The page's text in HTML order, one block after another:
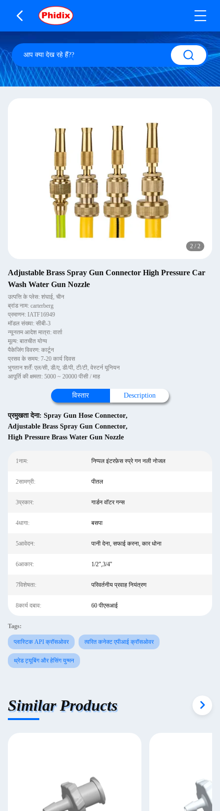
2 / 2
Adjustable Brass Spray Gun Connector High Pressure Car
Wash Water Gun Nozzle
उत्पत्ति के प्लेस: शंघाई, चीन
ब्रांड नाम: carterberg
प्रमाणन: IATF16949
मॉडल संख्या: सीबी-3
न्यूनतम आदेश मात्रा: वार्ता
मूल्य: बातचीत योग्य
पैकेजिंग विवरण: कार्टून
प्रसव के समय: 7-20 कार्य दिवस
भुगतान शर्तें: एल/सी, डी/ए, डी/पी, टी/टी, वेस्टर्न यूनियन
आपूर्ति की क्षमता: 5000 ~ 20000 पीसी / माह
विस्तार Description
प्रमुखता देना: Spray Gun Hose Connector,
Adjustable Brass Spray Gun Connector,
High Pressure Brass Water Gun Nozzle
1नाम: निप्पल इंटरफ़ेस स्प्रे गन नली नोजल
2सामग्री: पीतल
3प्रकार: गार्डन वॉटर गन्स
4धागा: बसपा
5आवेदन: पानी देना, सफाई करना, कार धोना
6आकार: 1/2",3/4''
7विशेषता: परिवर्तनीय प्रवाह नियंत्रण
8कार्य दबाव: 60 पीएसआई
Tags:
प्लास्टिक API क्रॉसओवर त्वरित कनेक्ट एपीआई क्रॉसओवर
थ्रेड ट्यूबिंग और हेसिंग युग्मन
Similar Products